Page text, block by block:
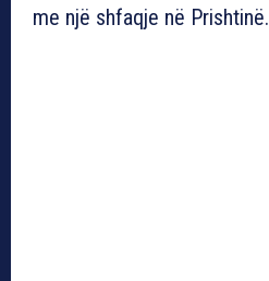
me një shfaqje në Prishtinë.